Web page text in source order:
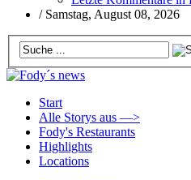
/ Samstag, August 08, 2026
Start
Alle Storys aus —>
Fody's Restaurants
Highlights
Locations